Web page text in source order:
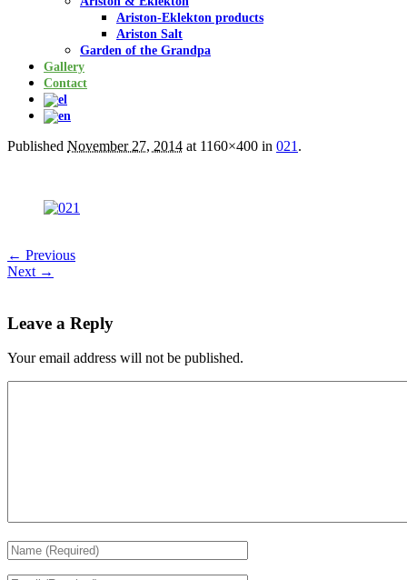
Ariston-Eklekton products
Ariston Salt
Garden of the Grandpa
Gallery
Contact
Published November 27, 2014 at 1160×400 in 021 .
← Previous
Next →
Leave a Reply
Your email address will not be published.